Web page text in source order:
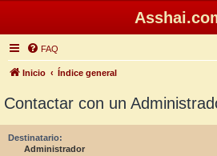
FAQ
Inicio Índice general
Contactar con un
Destinatario:
Administrador